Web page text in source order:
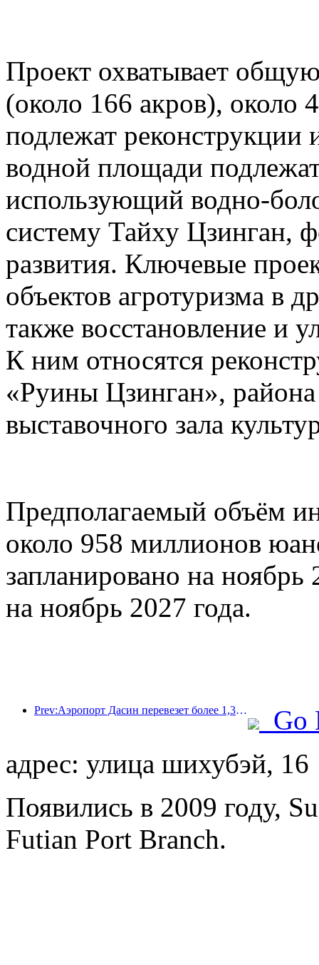
Проект охватывает
(около 166 акров), около
подлежат реконструкции
водной площади
использующий водно-
систему Тайху Цзинган,
развития. Ключевые
объектов агротуризма в
также восстановление и
К ним относятся
«Руины Цзинган»,
выставочного зала
Предполагаемый объём
около 958 миллионов
запланировано на
на ноябрь 2027 года.
Prev:Аэропорт Дасин перевезет более 1,3 миллиона пассажиров в период празднования Дня независимости в 2025 году.
Go
адрес: улица шихубэй, 16
Появились в 2009 году,
Futian Port Branch.